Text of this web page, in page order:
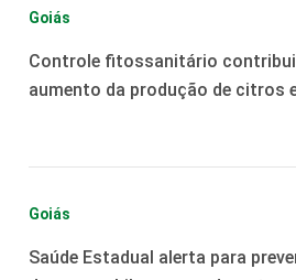
Goiás
Controle fitossanitário
aumento da produção de citros
Goiás
Saúde Estadual alerta para